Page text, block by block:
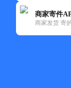
商家寄件
商家发货 寄